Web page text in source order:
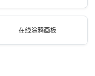
在线涂鸦画板